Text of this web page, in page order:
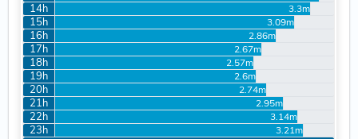
14h 3.3m
15h 3.09m
16h 2.86m
17h 2.67m
18h 2.57m
19h 2.6m
20h 2.74m
21h 2.95m
22h 3.14m
23h 3.21m